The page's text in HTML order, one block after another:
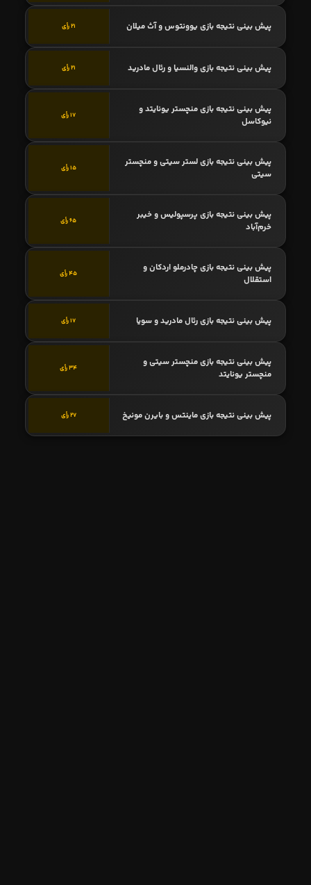
پیش بینی نتیجه بازی یوونتوس و آث میلان 21 رأی
پیش بینی نتیجه بازی والنسیا و رئال مادرید 21 رأی
پیش بینی نتیجه بازی منچستر یونایتد و
نیوکاسل
17 رأی
پیش بینی نتیجه بازی لستر سیتی و منچستر
سیتی
15 رأی
پیش بینی نتیجه بازی پرسپولیس و خیبر
خرم‌آباد
65 رأی
پیش بینی نتیجه بازی چادرملو اردکان و
استقلال
45 رأی
پیش بینی نتیجه بازی رئال مادرید و سویا 17 رأی
پیش بینی نتیجه بازی منچستر سیتی و
منچستر یونایتد
34 رأی
پیش بینی نتیجه بازی ماینتس و بایرن مونیخ 27 رأی